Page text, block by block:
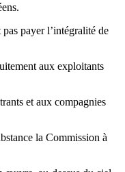
payer l’intégralité de
aux exploitants
et aux compagnies
la Commission à